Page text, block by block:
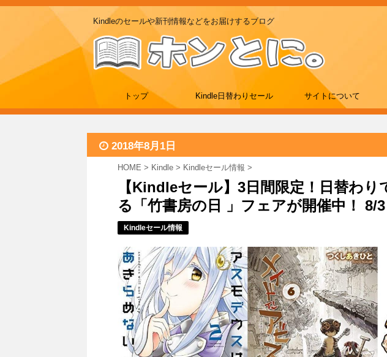
Kindleのセールや新刊情報などをお届けするブログ
トップ Kindle日替わりセール サイトについて
2018年8月1日
HOME > Kindle > Kindleセール情報 >
【Kindleセール】3日間限定！日替わり
る「竹書房の日 」フェアが開催中！ 8/
Kindleセール情報